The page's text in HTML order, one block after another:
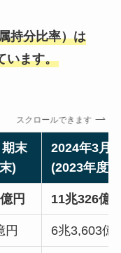
持分比率）は
います。
スクロールできます
末
)
2024年3月
(2023年度
円 11兆326億
円 6兆3,603億